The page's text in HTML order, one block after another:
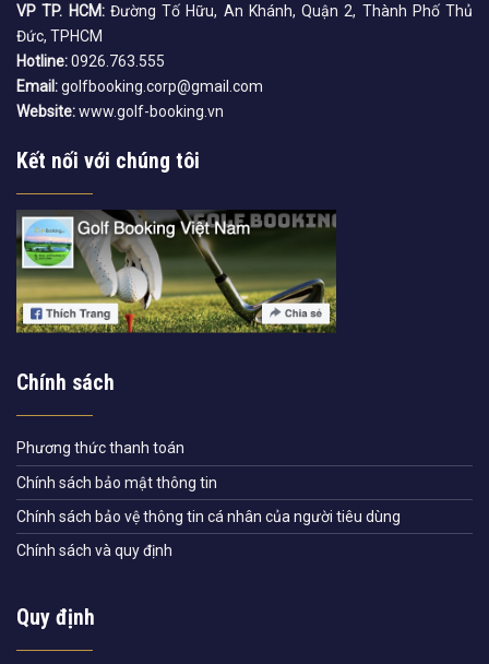
VP TP. HCM:Đường Tố Hữu, An Khánh, Quận 2, Thành Phố Thủ
Đức, TPHCM
Hotline:0926.763.555
Email:golfbooking.corp@gmail.com
Website:www.golf-booking.vn
Kết nối với chúng tôi
Chính sách
Phương thức thanh toán
Chính sách bảo mật thông tin
Chính sách bảo vệ thông tin cá nhân của người tiêu dùng
Chính sách và quy định
Quy định